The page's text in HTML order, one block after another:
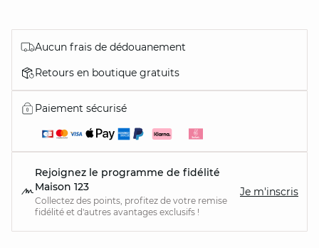
Aucun frais de dédouanement
Retours en boutique gratuits
Paiement sécurisé
Rejoignez le programme de fidélité
Maison 123
Collectez des points, profitez de votre remise
fidélité et d'autres avantages exclusifs !
Je m'inscris